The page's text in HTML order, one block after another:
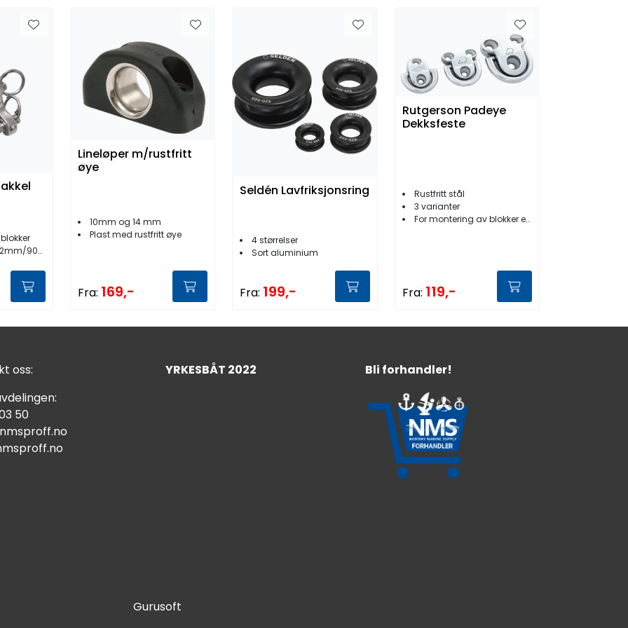
90mm
Lineløper m/rustfritt
øye
10mm og 14 mm
Plast med rustfritt øye
Fra: 169,-
Seldén Lavfriksjonsring
4 størrelser
Sort aluminium
Fra: 199,-
Rutgerson Padeye
Dekksfeste
Rustfritt stål
3 varianter
For montering av blokker etc.
Fra: 119,-
oss:
50
YRKESBÅT 2022 Bli forhandler!
Gurusoft